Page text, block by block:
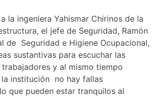
la ingeniera Yahismar Chirinos de la
el jefe de Seguridad, Ramón
de Seguridad e Higiene Ocupacional,
sustantivas para escuchar las
y al mismo tiempo
institución no hay fallas
que pueden estar tranquilos al